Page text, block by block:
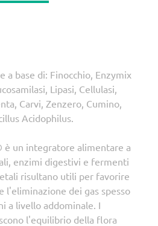
a base di: Finocchio, Enzymix
Lipasi, Cellulasi,
Carvi, Zenzero, Cumino,
Acidophilus.
è un integratore alimentare a
enzimi digestivi e fermenti
risultano utili per favorire
l'eliminazione dei gas spesso
a livello addominale. I
l'equilibrio della flora